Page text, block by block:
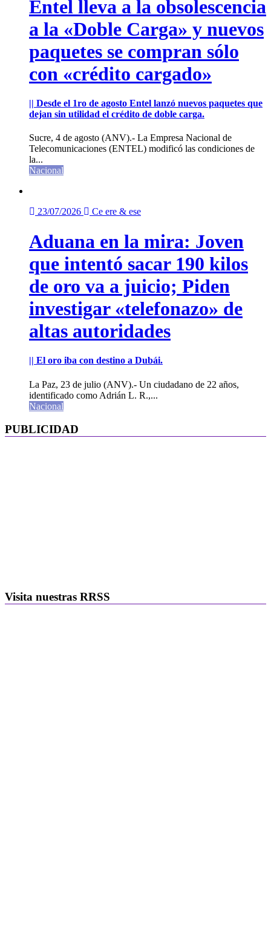
Entel lleva a la obsolescencia
a la «Doble Carga» y nuevos
paquetes se compran sólo
con «crédito cargado»
|| Desde el 1ro de agosto Entel lanzó nuevos paquetes que
dejan sin utilidad el crédito de doble carga.
Sucre, 4 de agosto (ANV).- La Empresa Nacional de
Telecomunicaciones (ENTEL) modificó las condiciones de
la...
Nacional
23/07/2026 Ce ere & ese
Aduana en la mira: Joven
que intentó sacar 190 kilos
de oro va a juicio; Piden
investigar «telefonazo» de
altas autoridades
|| El oro iba con destino a Dubái.
La Paz, 23 de julio (ANV).- Un ciudadano de 22 años,
identificado como Adrián L. R.,...
Nacional
PUBLICIDAD
Visita nuestras RRSS